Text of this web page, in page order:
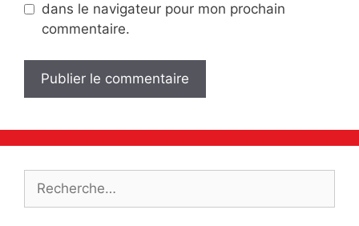
dans le navigateur pour mon prochain
commentaire.